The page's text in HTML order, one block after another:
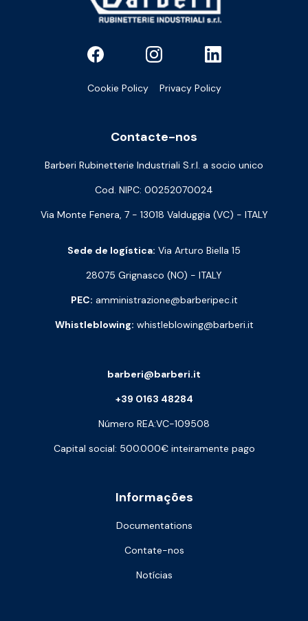
Cookie Policy Privacy Policy
Contacte-nos
Barberi Rubinetterie Industriali S.r.l. a socio unico
Cod. NIPC: 00252070024
Via Monte Fenera, 7 - 13018 Valduggia (VC) - ITALY
Sede de logística: Via Arturo Biella 15
28075 Grignasco (NO) - ITALY
PEC: amministrazione@barberipec.it
Whistleblowing: whistleblowing@barberi.it
Informações
Documentations
Contate-nos
Notícias
barberi@barberi.it
+39 0163 48284
Número REA:VC-109508
Capital social: 500.000€ inteiramente pago